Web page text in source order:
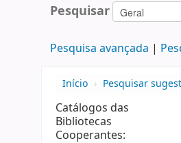
Pesquisar
Pesquisa avançada
Início › Pesquisar
Catálogos das
Bibliotecas
Cooperantes: